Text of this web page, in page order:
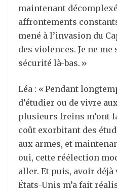
maintenant
affrontements
mené à l’invasion du
des violences. Je ne
sécurité là-bas. »
Léa : « Pendant
d’étudier ou de vivre
plusieurs freins m’ont
coût exorbitant des
aux armes, et
oui, cette réélection
aller. Et puis, avoir déjà
États-Unis m’a fait